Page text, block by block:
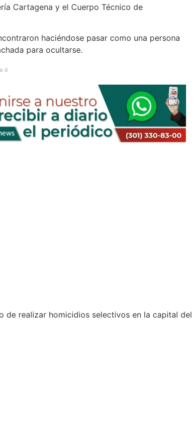
Cartagena y el Cuerpo Técnico de
haciéndose pasar como una persona
para ocultarse.
de realizar homicidios selectivos en la capital del